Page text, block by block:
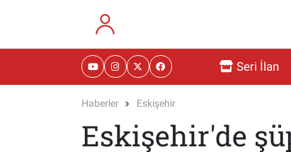
Seri İlan
Haberler Eskişehir
Eskişehir'de
RESMİ İLANLAR
Eskişehir Nöbetçi Eczaneler
Eskişehir Namaz Vakitleri